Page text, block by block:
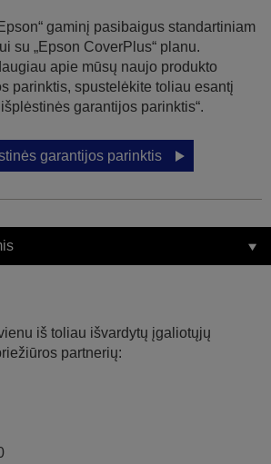
gaminį pasibaigus standartiniam
su „Epson CoverPlus“ planu.
apie mūsų naujo produkto
parinktis, spustelėkite toliau esantį
garantijos parinktis“.
garantijos parinktis
iš toliau išvardytų įgaliotųjų
partnerių: